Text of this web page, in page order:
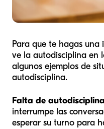
Para que te hagas una
ve la autodisciplina en
algunos ejemplos de
autodisciplina.
Falta de
interrumpe las
esperar su turno para